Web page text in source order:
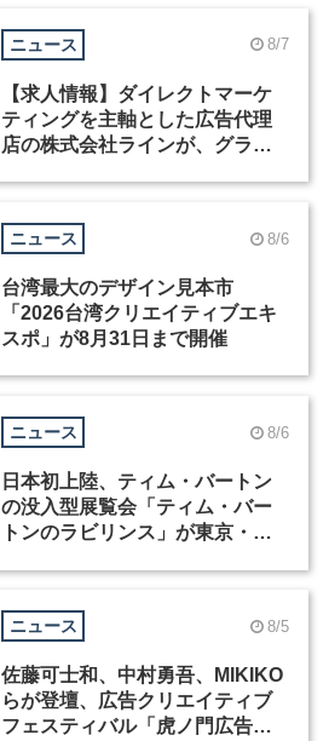
ニュース 8/7
【求人情報】ダイレクトマーケ
ティングを主軸とした広告代理
店の株式会社ラインが、グラフ
ニュース 8/6
台湾最大のデザイン見本市
「2026台湾クリエイティブエキ
スポ」が8月31日まで開催
ニュース 8/6
日本初上陸、ティム・バートン
の没入型展覧会「ティム・バー
トンのラビリンス」が東京・豊
ニュース 8/5
佐藤可士和、中村勇吾、MIKIKO
らが登壇、広告クリエイティブ
フェスティバル「虎ノ門広告